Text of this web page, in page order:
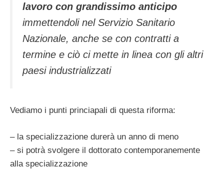
lavoro con grandissimo anticipo
immettendoli nel Servizio Sanitario
Nazionale, anche se con contratti a
termine e ciò ci mette in linea con gli altri
paesi industrializzati
Vediamo i punti princiapali di questa riforma:
– la specializzazione durerà un anno di meno
– si potrà svolgere il dottorato contemporanemente
alla specializzazione